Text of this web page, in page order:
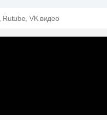
Rutube, VK видео